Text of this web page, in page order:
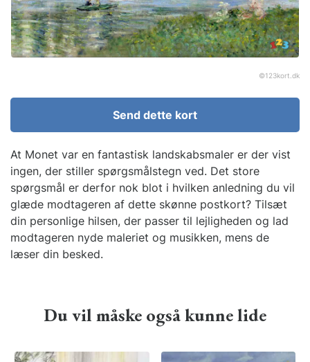
©123kort.dk
Send dette kort
At Monet var en fantastisk landskabsmaler er der vist
ingen, der stiller spørgsmålstegn ved. Det store
spørgsmål er derfor nok blot i hvilken anledning du vil
glæde modtageren af dette skønne postkort? Tilsæt
din personlige hilsen, der passer til lejligheden og lad
modtageren nyde maleriet og musikken, mens de
læser din besked.
Du vil måske også kunne lide